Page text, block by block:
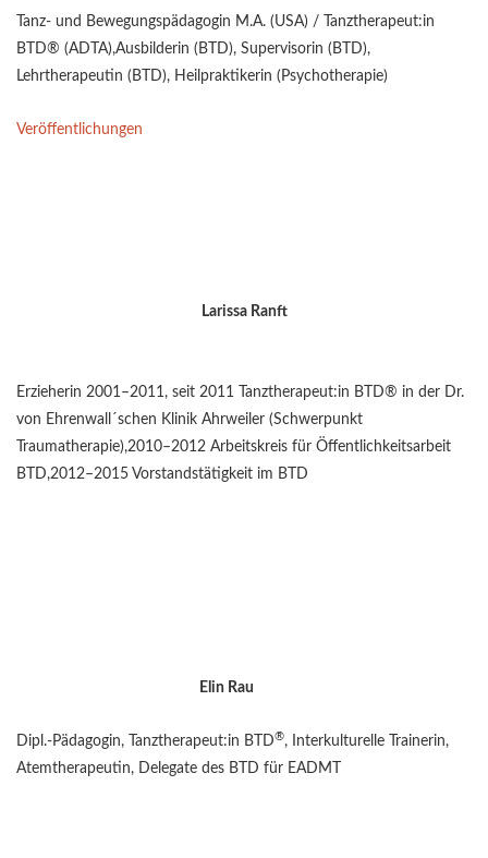
Tanz- und Bewegungspädagogin M.A. (USA) / Tanztherapeut:in
BTD® (ADTA),Ausbilderin (BTD), Supervisorin (BTD),
Lehrtherapeutin (BTD), Heilpraktikerin (Psychotherapie)
Veröffentlichungen
Larissa Ranft
Erzieherin 2001–2011, seit 2011 Tanztherapeut:in BTD® in der Dr.
von Ehrenwall´schen Klinik Ahrweiler (Schwerpunkt
Traumatherapie),2010–2012 Arbeitskreis für Öffentlichkeitsarbeit
BTD,2012–2015 Vorstandstätigkeit im BTD
Elin Rau
Dipl.-Pädagogin, Tanztherapeut:in BTD®, Interkulturelle Trainerin,
Atemtherapeutin, Delegate des BTD für EADMT